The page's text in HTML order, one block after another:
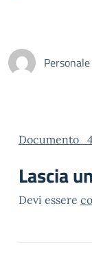
Lascia
Devi essere